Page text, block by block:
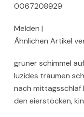
0067208929
Melden |
Ähnlichen Artikel
grüner schimmel
luzides träumen
nach mittagsschlaf
den eierstöcken,